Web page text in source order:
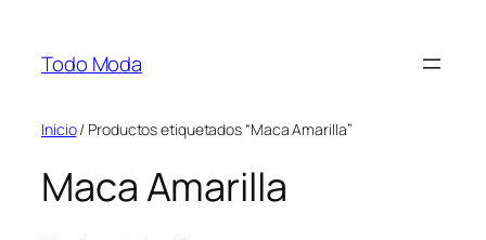
contenido
Todo Moda
Inicio/ Productos etiquetados “Maca Amarilla”
Maca Amarilla